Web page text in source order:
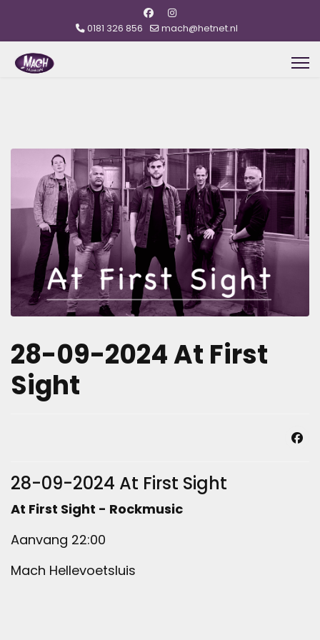
0181 326 856 mach@hetnet.nl
28-09-2024 At First
Sight
28-09-2024 At First Sight
At First Sight - Rockmusic
Aanvang 22:00
Mach Hellevoetsluis